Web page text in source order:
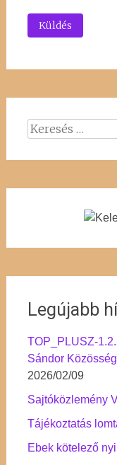
Keresés:
Legújabb
TOP_PLUSZ-
Sándor
2026/02/09
Sajtóközlemény
Tájékoztatás
Ebek kötelező